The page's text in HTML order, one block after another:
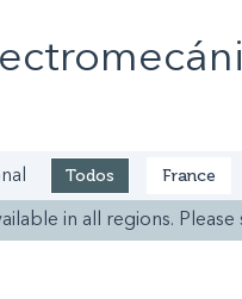
Todos France
in all regions.